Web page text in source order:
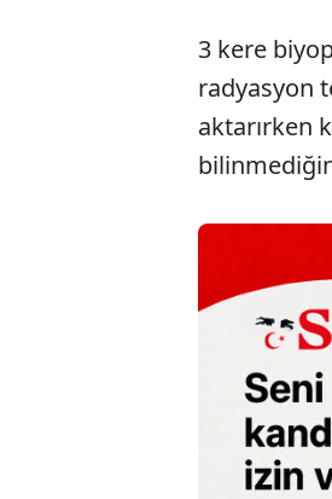
3 kere
radyasyon
aktarırken